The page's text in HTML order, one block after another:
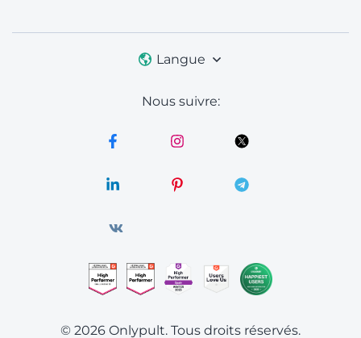
Langue
Nous suivre:
© 2026 Onlypult. Tous droits réservés.